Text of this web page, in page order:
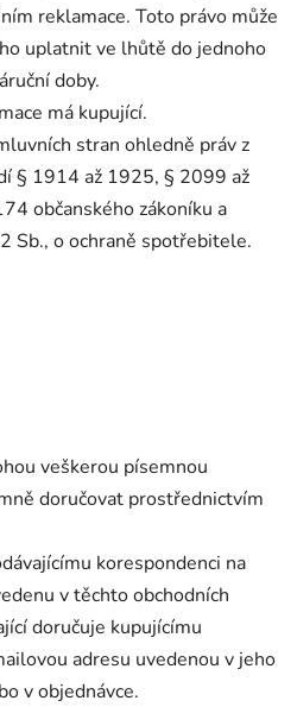
reklamace. Toto právo může
uplatnit ve lhůtě do jednoho
doby.
má kupující.
stran ohledně práv z
§ 1914 až 1925, § 2099 až
občanského zákoníku a
Sb., o ochraně spotřebitele.
veškerou písemnou
doručovat prostřednictvím
korespondenci na
v těchto obchodních
doručuje kupujícímu
adresu uvedenou v jeho
v objednávce.